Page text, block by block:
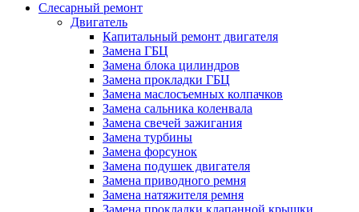
Слесарный ремонт
Двигатель
Капитальный ремонт двигателя
Замена ГБЦ
Замена блока цилиндров
Замена прокладки ГБЦ
Замена маслосъемных колпачков
Замена сальника коленвала
Замена свечей зажигания
Замена турбины
Замена форсунок
Замена подушек двигателя
Замена приводного ремня
Замена натяжителя ремня
Замена прокладки клапанной крышки